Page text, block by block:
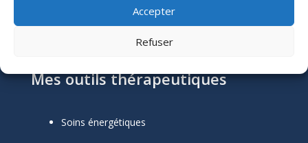
Accepter
Refuser
Mentions Légales
Mes outils thérapeutiques
Soins énergétiques